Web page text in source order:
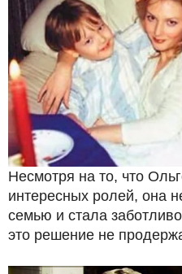
Несмотря на то, что
интересных ролей, она
семью и стала
это решение не